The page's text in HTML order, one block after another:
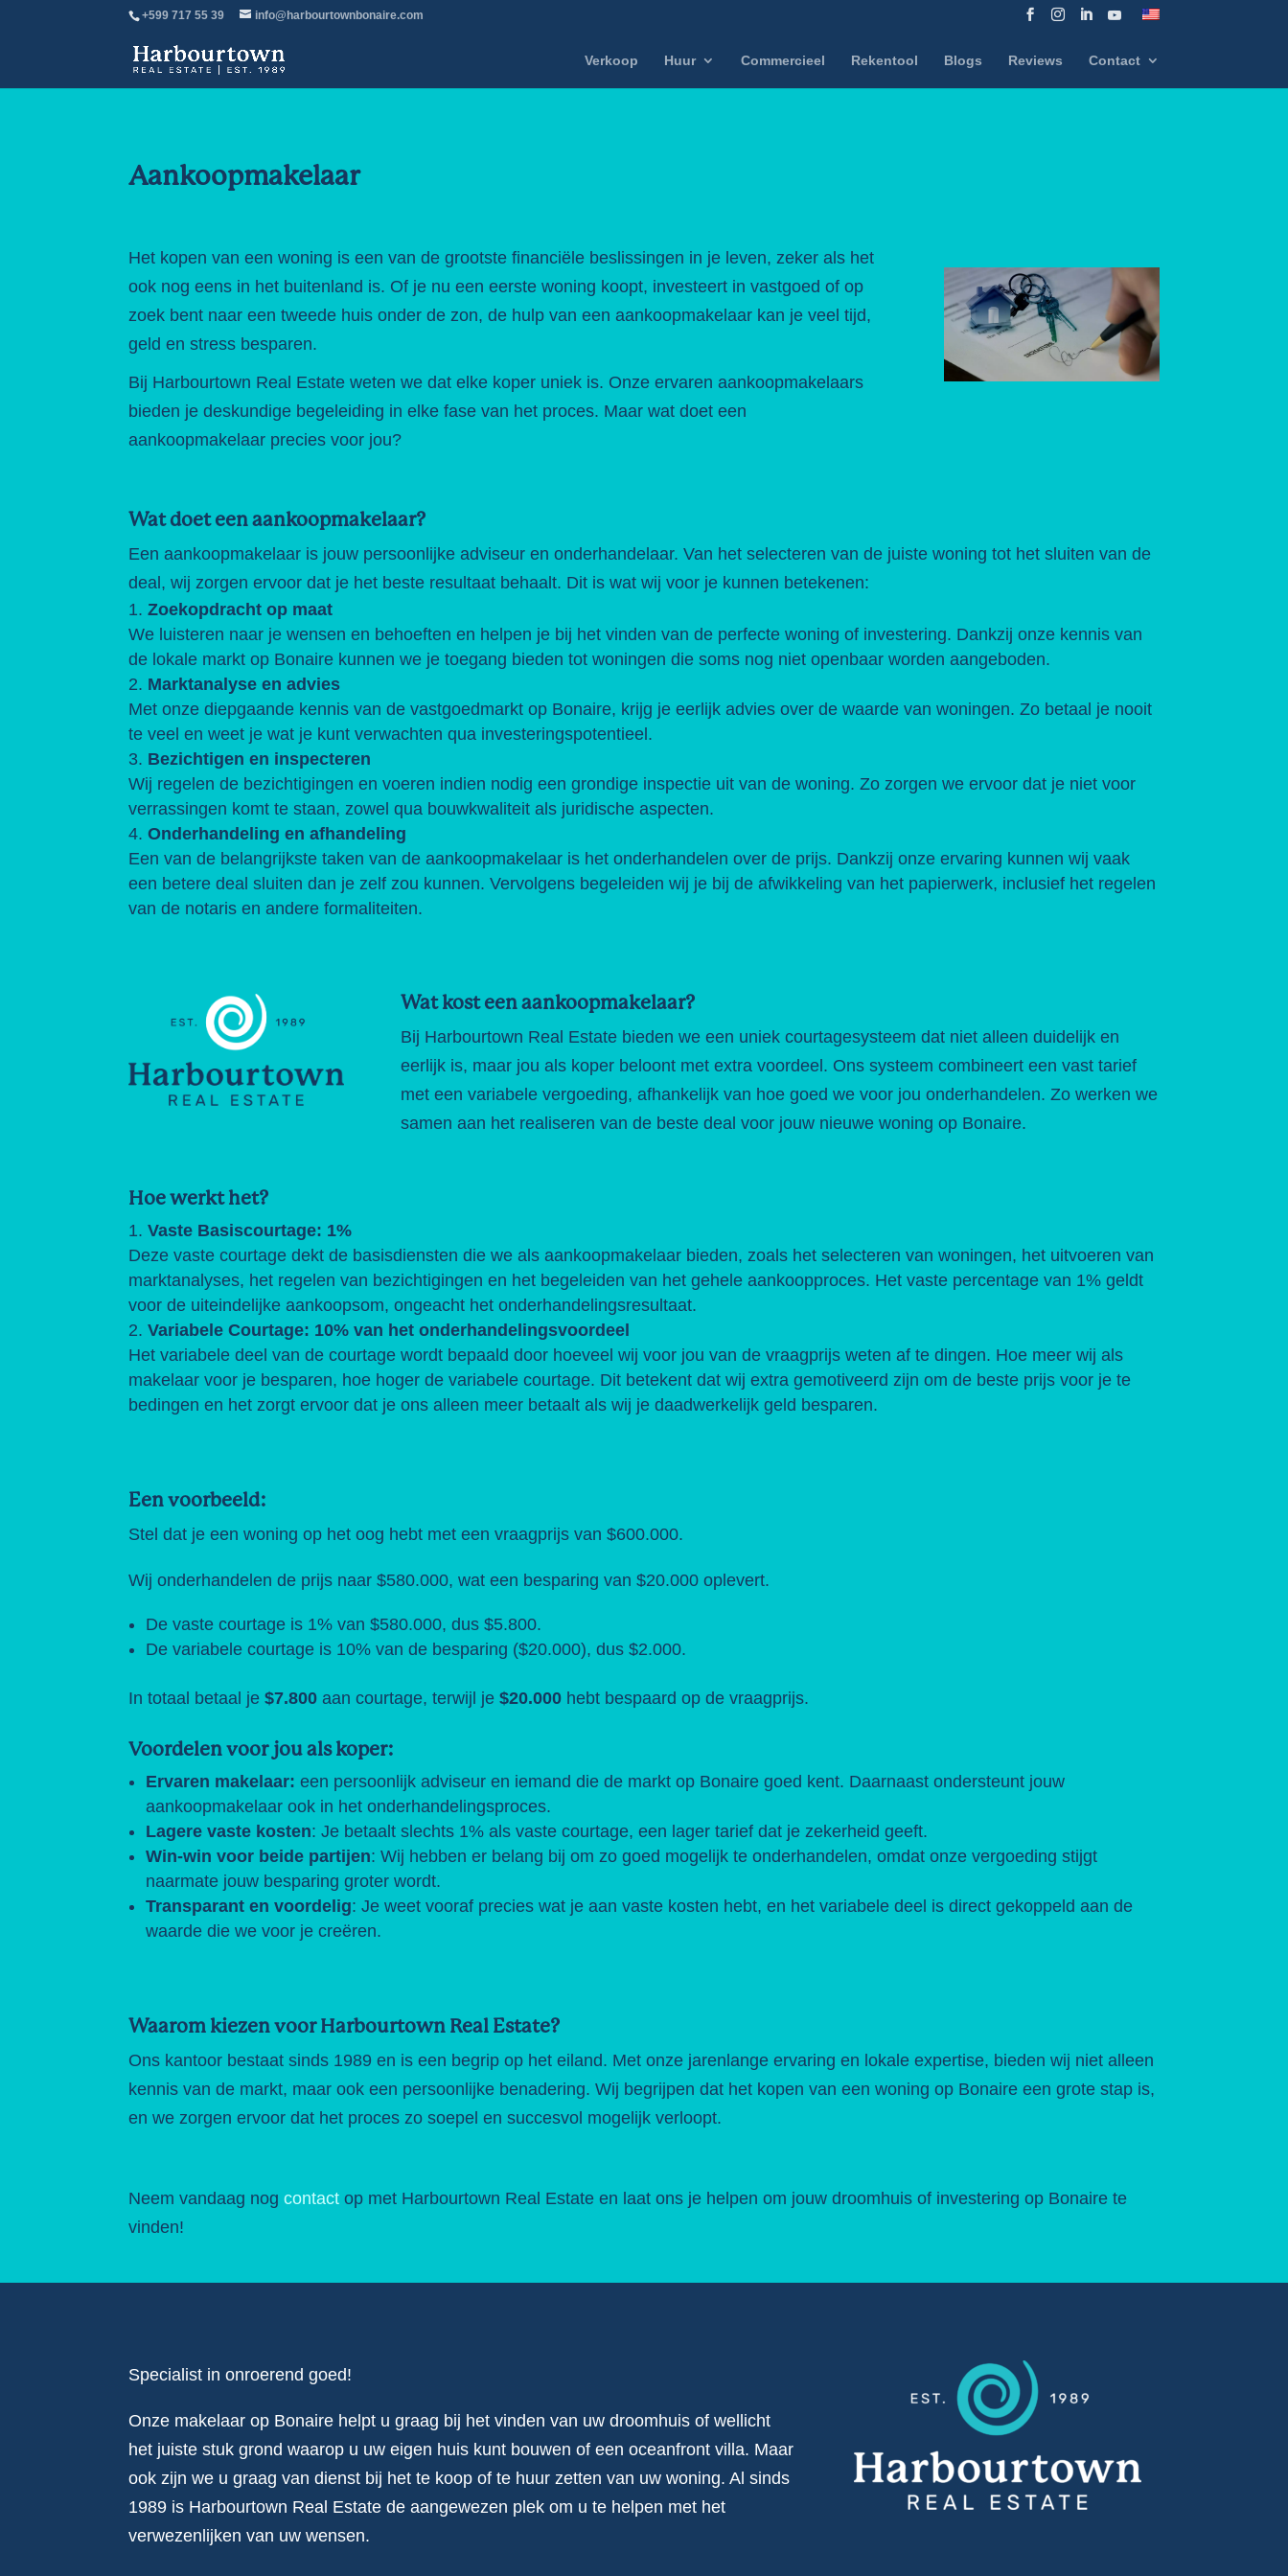
+599 717 55 39 info@harbourtownbonaire.com
Verkoop Huur Commercieel Rekentool Blogs Reviews Contact
Aankoopmakelaar
Het kopen van een woning is een van de grootste financiële beslissingen in je leven, zeker als het
ook nog eens in het buitenland is. Of je nu een eerste woning koopt, investeert in vastgoed of op
zoek bent naar een tweede huis onder de zon, de hulp van een aankoopmakelaar kan je veel tijd,
geld en stress besparen.
Bij Harbourtown Real Estate weten we dat elke koper uniek is. Onze ervaren aankoopmakelaars
bieden je deskundige begeleiding in elke fase van het proces. Maar wat doet een
aankoopmakelaar precies voor jou?
Wat doet een aankoopmakelaar?
Een aankoopmakelaar is jouw persoonlijke adviseur en onderhandelaar. Van het selecteren van de juiste woning tot het sluiten van de
deal, wij zorgen ervoor dat je het beste resultaat behaalt. Dit is wat wij voor je kunnen betekenen:
Zoekopdracht op maat
We luisteren naar je wensen en behoeften en helpen je bij het vinden van de perfecte woning of investering. Dankzij onze kennis van
de lokale markt op Bonaire kunnen we je toegang bieden tot woningen die soms nog niet openbaar worden aangeboden.
Marktanalyse en advies
Met onze diepgaande kennis van de vastgoedmarkt op Bonaire, krijg je eerlijk advies over de waarde van woningen. Zo betaal je nooit
te veel en weet je wat je kunt verwachten qua investeringspotentieel.
Bezichtigen en inspecteren
Wij regelen de bezichtigingen en voeren indien nodig een grondige inspectie uit van de woning. Zo zorgen we ervoor dat je niet voor
verrassingen komt te staan, zowel qua bouwkwaliteit als juridische aspecten.
Onderhandeling en afhandeling
Een van de belangrijkste taken van de aankoopmakelaar is het onderhandelen over de prijs. Dankzij onze ervaring kunnen wij vaak
een betere deal sluiten dan je zelf zou kunnen. Vervolgens begeleiden wij je bij de afwikkeling van het papierwerk, inclusief het regelen
van de notaris en andere formaliteiten.
Wat kost een aankoopmakelaar?
Bij Harbourtown Real Estate bieden we een uniek courtagesysteem dat niet alleen duidelijk en
eerlijk is, maar jou als koper beloont met extra voordeel. Ons systeem combineert een vast tarief
met een variabele vergoeding, afhankelijk van hoe goed we voor jou onderhandelen. Zo werken we
samen aan het realiseren van de beste deal voor jouw nieuwe woning op Bonaire.
Hoe werkt het?
Vaste Basiscourtage: 1%
Deze vaste courtage dekt de basisdiensten die we als aankoopmakelaar bieden, zoals het selecteren van woningen, het uitvoeren van
marktanalyses, het regelen van bezichtigingen en het begeleiden van het gehele aankoopproces. Het vaste percentage van 1% geldt
voor de uiteindelijke aankoopsom, ongeacht het onderhandelingsresultaat.
Variabele Courtage: 10% van het onderhandelingsvoordeel
Het variabele deel van de courtage wordt bepaald door hoeveel wij voor jou van de vraagprijs weten af te dingen. Hoe meer wij als
makelaar voor je besparen, hoe hoger de variabele courtage. Dit betekent dat wij extra gemotiveerd zijn om de beste prijs voor je te
bedingen en het zorgt ervoor dat je ons alleen meer betaalt als wij je daadwerkelijk geld besparen.
Een voorbeeld:
Stel dat je een woning op het oog hebt met een vraagprijs van $600.000.
Wij onderhandelen de prijs naar $580.000, wat een besparing van $20.000 oplevert.
De vaste courtage is 1% van $580.000, dus $5.800.
De variabele courtage is 10% van de besparing ($20.000), dus $2.000.
In totaal betaal je$7.800 aan courtage, terwijl je$20.000 hebt bespaard op de vraagprijs.
Voordelen voor jou als koper:
Ervaren makelaar: een persoonlijk adviseur en iemand die de markt op Bonaire goed kent. Daarnaast ondersteunt jouw
aankoopmakelaar ook in het onderhandelingsproces.
Lagere vaste kosten: Je betaalt slechts 1% als vaste courtage, een lager tarief dat je zekerheid geeft.
Win-win voor beide partijen: Wij hebben er belang bij om zo goed mogelijk te onderhandelen, omdat onze vergoeding stijgt
naarmate jouw besparing groter wordt.
Transparant en voordelig: Je weet vooraf precies wat je aan vaste kosten hebt, en het variabele deel is direct gekoppeld aan de
waarde die we voor je creëren.
Waarom kiezen voor Harbourtown Real Estate?
Ons kantoor bestaat sinds 1989 en is een begrip op het eiland. Met onze jarenlange ervaring en lokale expertise, bieden wij niet alleen
kennis van de markt, maar ook een persoonlijke benadering. Wij begrijpen dat het kopen van een woning op Bonaire een grote stap is,
en we zorgen ervoor dat het proces zo soepel en succesvol mogelijk verloopt.
Neem vandaag nogcontact op met Harbourtown Real Estate en laat ons je helpen om jouw droomhuis of investering op Bonaire te
vinden!
Specialist in onroerend goed!
Onze makelaar op Bonaire helpt u graag bij het vinden van uw droomhuis of wellicht
het juiste stuk grond waarop u uw eigen huis kunt bouwen of een oceanfront villa. Maar
ook zijn we u graag van dienst bij het te koop of te huur zetten van uw woning. Al sinds
1989 is Harbourtown Real Estate de aangewezen plek om u te helpen met het
verwezenlijken van uw wensen.